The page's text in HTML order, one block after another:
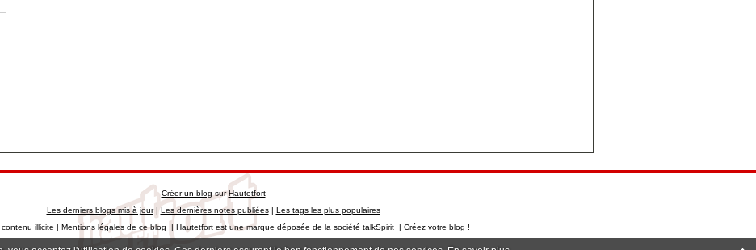
Créer un blog surHautetfort
Les derniers blogs mis à jour|Les dernières notes publiées| Les tags les plus populaires
illicite | Mentions légales de ce blog | Hautetfort est une marque déposée de la société talkSpirit | Créez votre blog !